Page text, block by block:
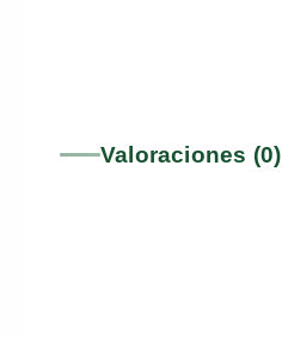
Valoraciones (0)